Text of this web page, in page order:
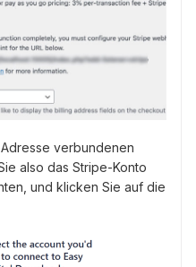
verbundenen
also das Stripe-Konto
und klicken Sie auf die